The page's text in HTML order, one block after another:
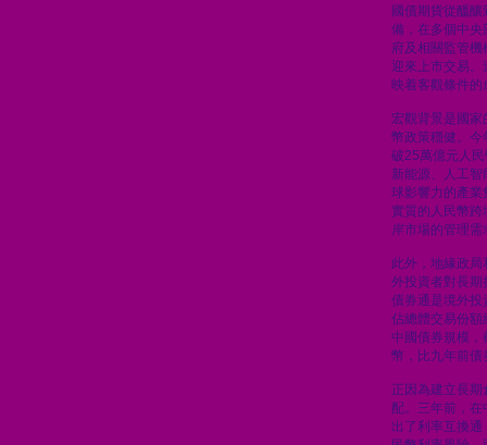
國債期貨從醞
備，在多個中央
府及相關監管
迎來上市交易。
映着客觀條件的
宏觀背景是國
幣政策穩健。今
破25萬億元人
新能源、人工
球影響力的產業
實質的人民幣跨
岸市場的管理需
此外，地緣政
外投資者對長期
債券通是境外投
佔總體交易份額
中國債券規模
幣，比九年前債
正因為建立長
配。三年前，
出了利率互換